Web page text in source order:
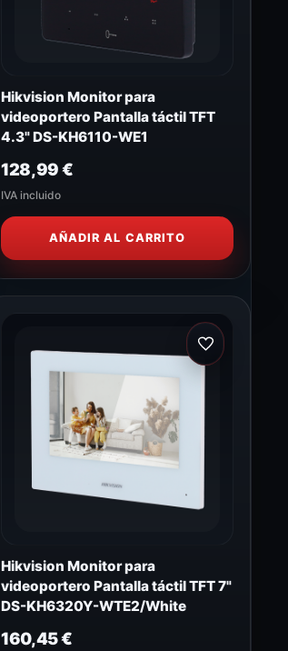
Hikvision Monitor para
videoportero Pantalla táctil TFT
4.3" DS-KH6110-WE1
128,99€
IVA incluido
AÑADIR AL CARRITO
Hikvision Monitor para
videoportero Pantalla táctil TFT 7"
DS-KH6320Y-WTE2/White
160,45€